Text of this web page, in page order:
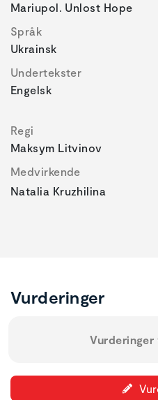
Mariupol. Unlost Hope
Språk
Ukrainsk
Undertekster
Engelsk
Regi
Maksym Litvinov
Medvirkende
Natalia Kruzhilina
Vurderinger
Vurderinger